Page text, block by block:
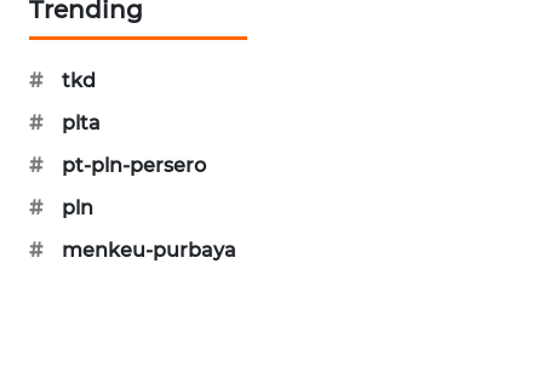
Trending
#
tkd
#
plta
#
pt-pln-persero
#
pln
#
menkeu-purbaya
METRO
MEDAN
NEWS
METRO
JAKARTA